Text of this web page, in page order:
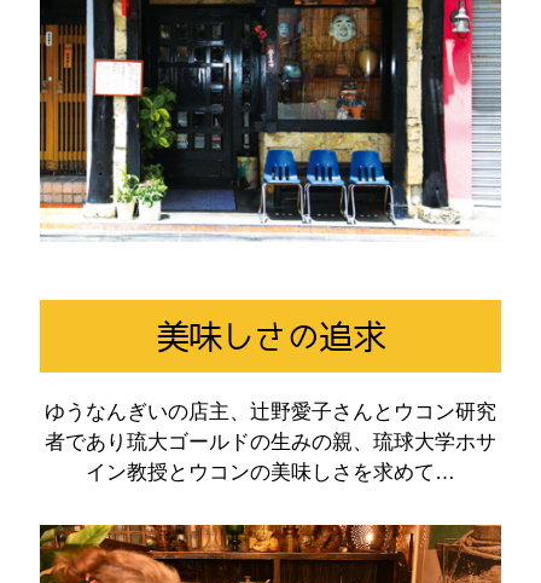
美味しさの追求
ゆうなんぎいの店主、辻野愛子さんとウコン研究
者であり琉大ゴールドの生みの親、琉球大学ホサ
イン教授とウコンの美味しさを求めて…